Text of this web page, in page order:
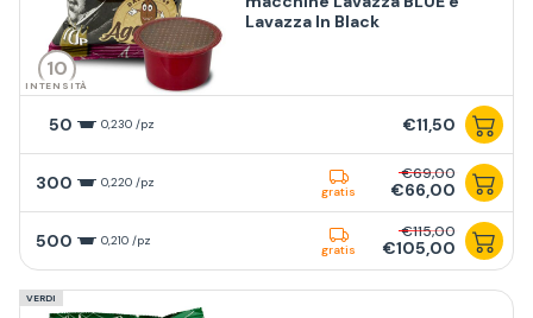
10
INTENSITÀ
Lavazza In Black
50 0,230 /pz €11,50
300 0,220 /pz
gratis
€69,00
€66,00
500 0,210 /pz
gratis
€115,00
€105,00
VERDI